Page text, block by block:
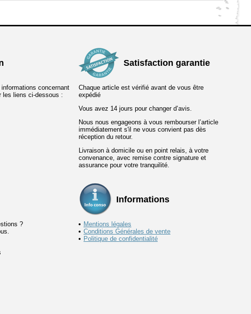
concernant
les liens ci-dessous :
Satisfaction garantie
Chaque article est vérifié avant de vous être
expédié
Vous avez 14 jours pour changer d’avis.
Nous nous engageons à vous rembourser l’article
immédiatement s'il ne vous convient pas dès
réception du retour.
Livraison à domicile ou en point relais, à votre
convenance, avec remise contre signature et
assurance pour votre tranquilité.
?
Informations
Mentions légales
Conditions Générales de vente
Politique de confidentialité